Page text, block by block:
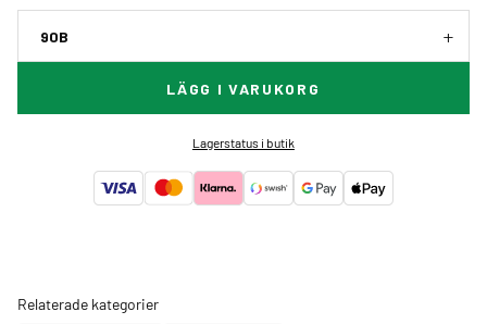
90B
LÄGG I VARUKORG
Lagerstatus i butik
Relaterade kategorier